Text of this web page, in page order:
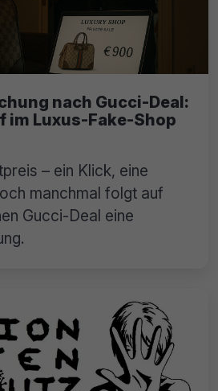
nach Gucci-Deal:
im Luxus-Fake-Shop
– ein Klick, eine
manchmal folgt auf
Gucci-Deal eine